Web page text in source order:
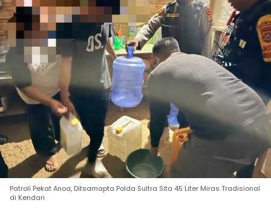
Patroli Pekat Anoa, Ditsamapta Polda Sultra Sita 45 Liter Miras Tradisional
di Kendari